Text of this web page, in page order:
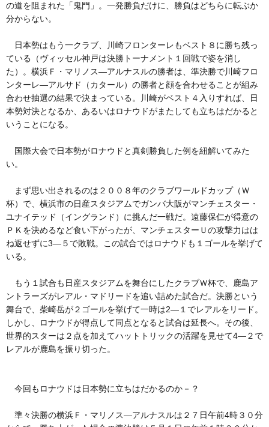
の道を阻まれた「鬼門」。一発勝負だけに、勝負はどちらに転ぶか
分からない。
日本勢はもう一クラブ、川崎フロンターレもベスト８に勝ち残っ
ている（ヴィッセル神戸は決勝トーナメント１回戦で姿を消し
た）。横浜Ｆ・マリノス―アルナスルの勝者は、準決勝で川崎フロ
ンターレ―アルサド（カタール）の勝者と顔を合わせることが組み
合わせ抽選の結果で決まっている。川崎がベスト４入りすれば、日
本勢対決となるか、あるいはロナウドがまたしても立ちはだかると
いうことになる。
国際大会で日本勢がロナウドと真剣勝負した例を紐解いてみた
い。
まず思い出されるのは２００８年のクラブワールドカップ（Ｗ
杯）で、横浜市の日産スタジアムでガンバ大阪がマンチェスター・
ユナイテッド（イングランド）に挑んだ一戦だ。遠藤保仁が得意の
ＰＫを決めるなど食い下がったが、マンチェスターＵの攻撃力はは
ね返せずに3―５で敗戦。この試合ではロナウドも１ゴールを挙げて
いる。
もう１試合も日産スタジアムを舞台にしたクラブＷ杯で、鹿島ア
ントラーズがレアル・マドリードを追い詰めた試合だ。決勝という
舞台で、柴崎岳が２ゴールを挙げて一時は2―１でレアルをリード。
しかし、ロナウドが得点して同点となると試合は延長へ。その後、
世界的スターは２点を加えてハットトリックの活躍を見せて4―２で
レアルが鹿島を振り切った。
今回もロナウドは日本勢に立ちはだかるのか－？
準々決勝の横浜Ｆ・マリノス―アルナスルは２７日午前4時３０分